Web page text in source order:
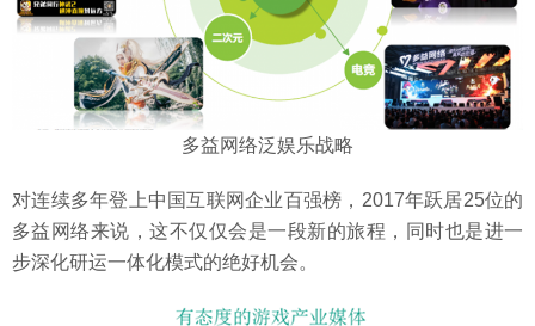
多益网络泛娱乐战略
对连续多年登上中国互联网企业百强榜，2017年跃居25位的
多益网络来说，这不仅仅会是一段新的旅程，同时也是进一
步深化研运一体化模式的绝好机会。